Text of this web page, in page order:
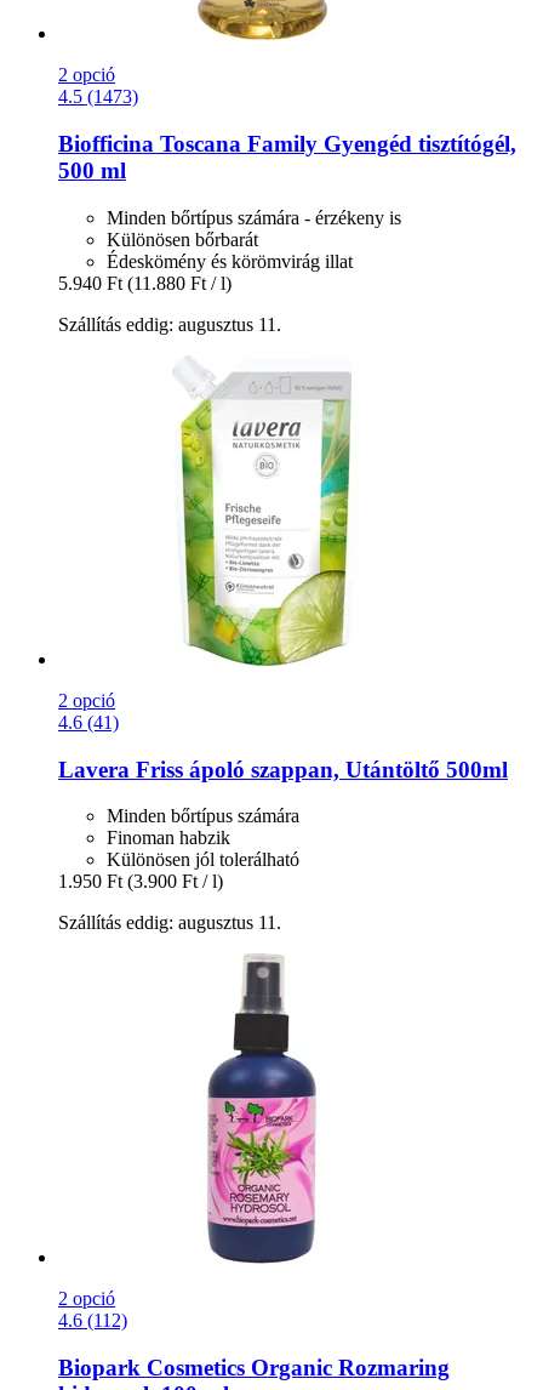
2 opció
4.5 (1473)
Biofficina Toscana Family Gyengéd tisztítógél,
500 ml
Minden bőrtípus számára - érzékeny is
Különösen bőrbarát
Édeskömény és körömvirág illat
5.940 Ft (11.880 Ft / l)
Szállítás eddig: augusztus 11.
2 opció
4.6 (41)
Lavera Friss ápoló szappan, Utántöltő 500ml
Minden bőrtípus számára
Finoman habzik
Különösen jól tolerálható
1.950 Ft (3.900 Ft / l)
Szállítás eddig: augusztus 11.
2 opció
4.6 (112)
Biopark Cosmetics Organic Rozmaring